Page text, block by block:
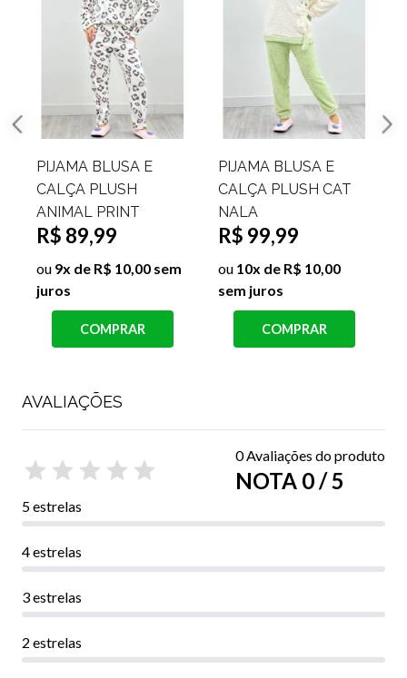
PIJAMA BLUSA COM
CAPUZ E CALÇA
PLUSH SWEET
R$ 129,99
ou 10x de R$ 13,00
sem juros
COMPRAR
PIJAMA BLUSA COM
CAPUZ E CALÇA
PLUSH TAILA
R$ 129,99
ou 10x de R$ 13,00
sem juros
COMPRAR
AVALIAÇÕES
0 Avaliações do produto
NOTA 0 / 5
5 estrelas
4 estrelas
3 estrelas
2 estrelas